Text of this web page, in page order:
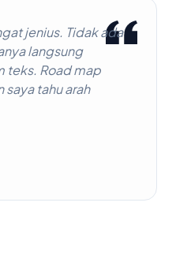
jenius. Tidak ada
langsung
teks. Road map
tahu arah